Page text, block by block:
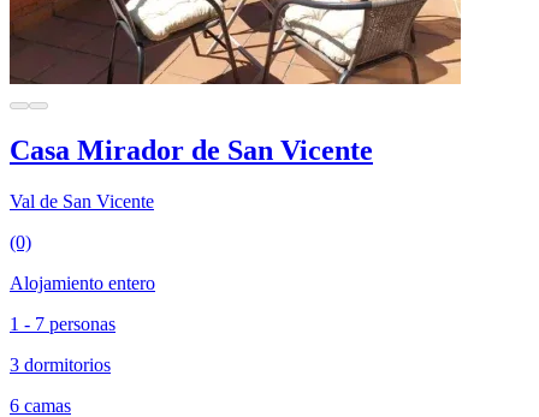
Casa Mirador de San Vicente
Val de San Vicente
(0)
Alojamiento entero
1 - 7 personas
3 dormitorios
6 camas